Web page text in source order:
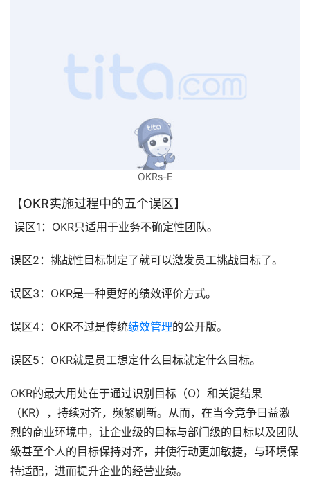
OKRs-E
【OKR实施过程中的五个误区】
误区1：OKR只适用于业务不确定性团队。
误区2：挑战性目标制定了就可以激发员工挑战目标了。
误区3：OKR是一种更好的绩效评价方式。
误区4：OKR不过是传统绩效管理的公开版。
误区5：OKR就是员工想定什么目标就定什么目标。 ​
OKR的最大用处在于通过识别目标（O）和关键结果
（KR），持续对齐，频繁刷新。从而，在当今竞争日益激
烈的商业环境中，让企业级的目标与部门级的目标以及团队
级甚至个人的目标保持对齐，并使行动更加敏捷，与环境保
持适配，进而提升企业的经营业绩。